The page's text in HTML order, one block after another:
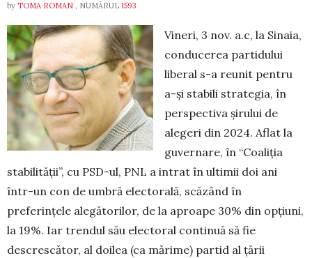
by TOMA ROMAN , NUMĂRUL 1593
Vineri, 3 nov. a.c, la Sinaia,
conducerea par­ti­du­lui
liberal s-a reunit pentru
a-și stabili stra­tegia, în
perspectiva şirului de
alegeri din 2024. Aflat la
guvernare, în “Coaliţia
stabilității”, cu PSD-ul, PNL a intrat în ultimii doi ani
într-un con de um­bră electorală, scăzând în
preferinţele alegătorilor, de la aproape 30% din opțiuni,
la 19%. Iar trendul său electoral continuă să fie
descrescător, al doilea (ca mărime) partid al țării